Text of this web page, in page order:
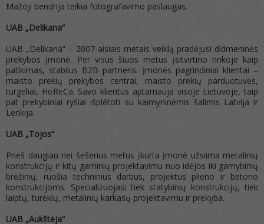
Mažoji bendrija teikia fotografavimo paslaugas.
UAB „Delikana“
UAB „Delikana” – 2007-aisiais metais veiklą pradėjusi didmeninės
prekybos įmonė. Per visus šiuos metus įsitvirtino rinkoje kaip
patikimas, stabilus B2B partneris. Įmonės pagrindiniai klientai –
maisto prekių prekybos centrai, maisto prekių parduotuvės,
turgeliai, HoReCa. Savo klientus aptarnauja visoje Lietuvoje, taip
pat prekybiniai ryšiai išplėtoti su kaimyninėmis šalimis Latvija ir
Lenkija.
UAB „Tojos“
Prieš daugiau nei šešerius metus įkurta įmonė užsiima metalinių
konstrukcijų ir kitų gaminių projektavimu nuo idėjos iki gamybinių
brėžinių, ruošia techninius darbus, projektus plieno ir betono
konstrukcijoms. Specializuojasi tiek statybinių konstrukcijų, tiek
laiptų, turėklų, metalinių karkasų projektavimu ir prekyba.
UAB „Aukštėja“